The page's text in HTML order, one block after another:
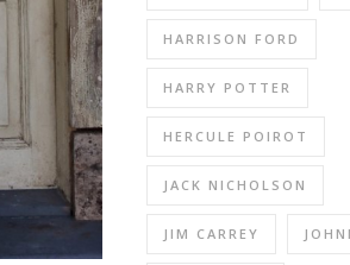
HARRISON FORD
HARRY POTTER
HERCULE POIROT
JACK NICHOLSON
JIM CARREY